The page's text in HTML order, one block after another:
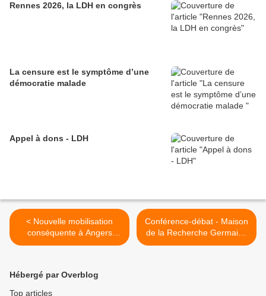
Rennes 2026, la LDH en congrès
La censure est le symptôme d’une
démocratie malade
Appel à dons - LDH
< Nouvelle mobilisation
conséquente à Angers
contre la loi ‘Sécurité
Conférence-débat - Maison
de la Recherche Germaine
Tillion : Migrations en
Hébergé par Overblog
Top articles